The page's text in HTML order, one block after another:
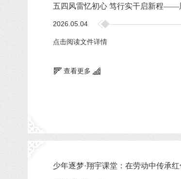
五四风雷忆初心 笃行实干启新程——
2026.05.04
点击阅读文件详情
查看更多
少年逐梦·翔宇课堂：在劳动中传承红